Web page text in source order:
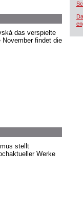
das verspielte
findet die
stellt
Werke